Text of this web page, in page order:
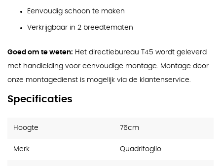
Eenvoudig schoon te maken
Verkrijgbaar in 2 breedtematen
Goed om te weten: Het directiebureau T45 wordt geleverd
met handleiding voor eenvoudige montage. Montage door
onze montagedienst is mogelijk via de klantenservice.
Specificaties
Hoogte 76cm
Merk Quadrifoglio